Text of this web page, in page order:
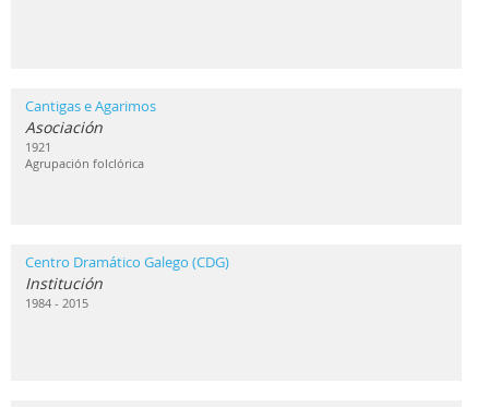
Cantigas e Agarimos
Asociación
1921
Agrupación folclórica
Centro Dramático Galego (CDG)
Institución
1984 - 2015